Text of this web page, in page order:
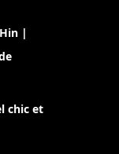
|
chic et